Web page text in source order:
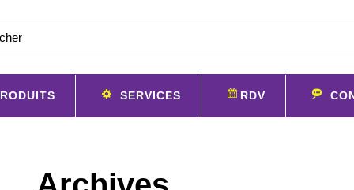
SERVICES RDV